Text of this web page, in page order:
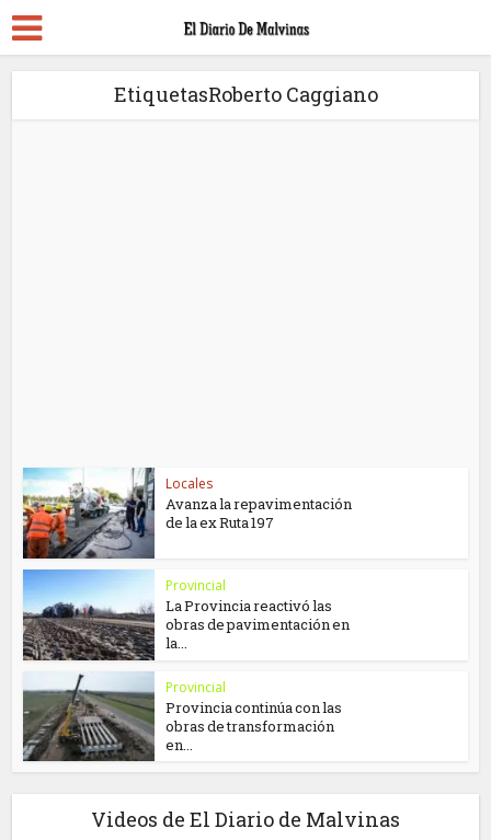
EtiquetasRoberto Caggiano
Locales
Avanza la repavimentación
de la ex Ruta 197
Provincial
La Provincia reactivó las
obras de pavimentación en
la...
Provincial
Provincia continúa con las
obras de transformación
en...
Videos de El Diario de Malvinas